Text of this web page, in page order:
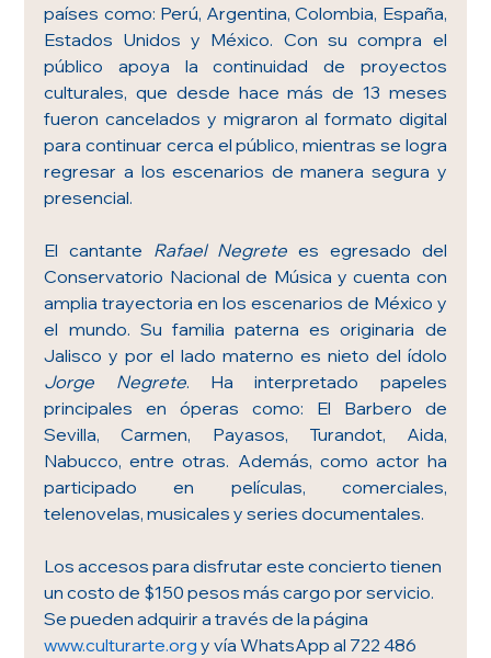
países como: Perú, Argentina, Colombia, España,
Estados Unidos y México. Con su compra el
público apoya la continuidad de proyectos
culturales, que desde hace más de 13 meses
fueron cancelados y migraron al formato digital
para continuar cerca el público, mientras se logra
regresar a los escenarios de manera segura y
presencial.
El cantante Rafael Negrete es egresado del
Conservatorio Nacional de Música y cuenta con
amplia trayectoria en los escenarios de México y
el mundo. Su familia paterna es originaria de
Jorge Negrete. Ha interpretado papeles
principales en óperas como: El Barbero de
Sevilla, Carmen, Payasos, Turandot, Aida,
Nabucco, entre otras. Además, como actor ha
participado en películas, comerciales,
telenovelas, musicales y series documentales.
Los accesos para disfrutar este concierto tienen
un costo de $150 pesos más cargo por servicio.
Se pueden adquirir a través de la página
www.culturarte.org y vía WhatsApp al 722 486